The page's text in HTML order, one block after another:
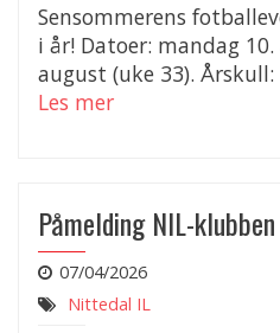
Sensommerens
i år! Datoer: mandag
august (uke 33). Årskull:
Les mer
Påmelding NIL-
07/04/2026
Nittedal IL